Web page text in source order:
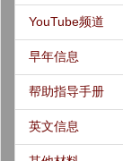
YouTube频道
早年信息
帮助指导手册
英文信息